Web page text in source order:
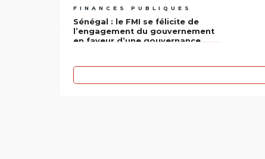
FINANCES PUBLIQUES
Sénégal : le FMI se félicite de
l’engagement du gouvernement
en faveur d’une gouvernance